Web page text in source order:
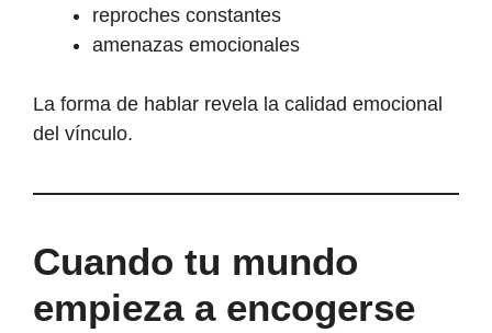
reproches constantes
amenazas emocionales
La forma de hablar revela la calidad emocional
del vínculo.
Cuando tu mundo
empieza a encogerse